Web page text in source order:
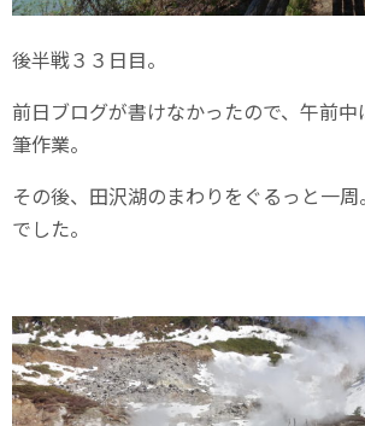
後半戦３３日目。
前日ブログが書けなかったので、午前
筆作業。
その後、田沢湖のまわりをぐるっと一
でした。